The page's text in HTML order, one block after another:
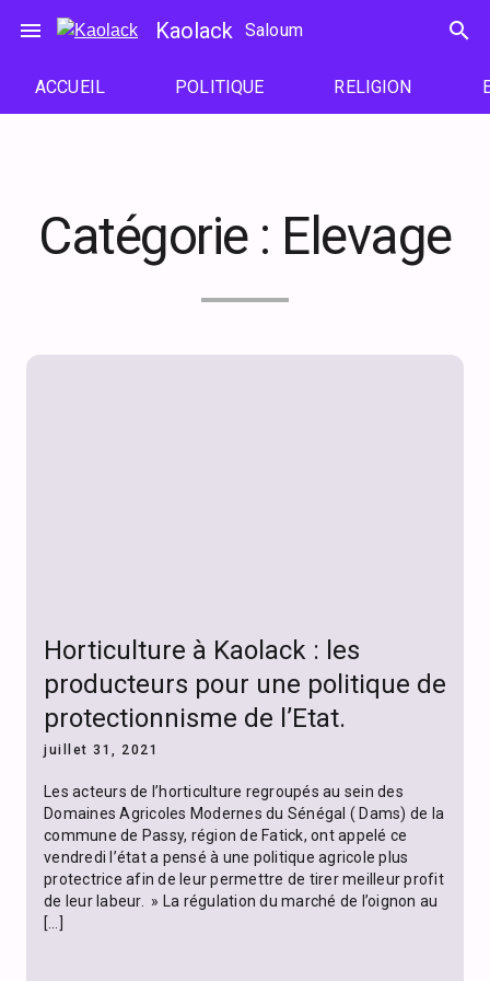
menu Kaolack Saloum search
ACCUEIL POLITIQUE RELIGION
Catégorie : Elevage
Horticulture à Kaolack : les
producteurs pour une politique de
protectionnisme de l’Etat.
juillet 31, 2021
Les acteurs de l’horticulture regroupés au sein des
Domaines Agricoles Modernes du Sénégal ( Dams) de la
commune de Passy, région de Fatick, ont appelé ce
vendredi l’état a pensé à une politique agricole plus
protectrice afin de leur permettre de tirer meilleur profit
de leur labeur. » La régulation du marché de l’oignon au
[…]